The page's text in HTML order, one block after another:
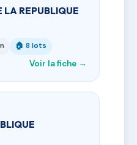
REPUBLIQUE
🏠 8 lots
Voir la fiche →